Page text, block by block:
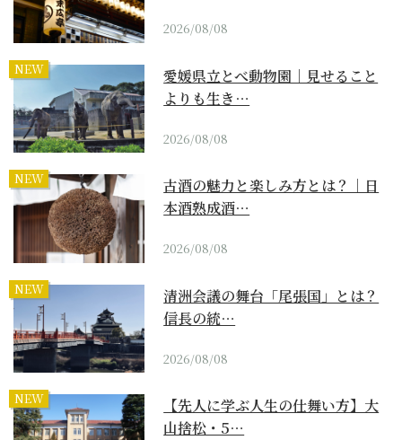
2026/08/08
NEW
愛媛県立とべ動物園｜見せること
よりも生き…
2026/08/08
NEW
古酒の魅力と楽しみ方とは？｜日
本酒熟成酒…
2026/08/08
NEW
清洲会議の舞台「尾張国」とは？
信長の統…
2026/08/08
NEW
【先人に学ぶ人生の仕舞い方】大
山捨松・5…